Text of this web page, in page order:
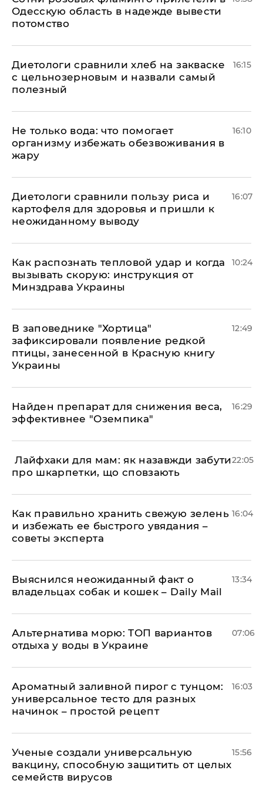
Одесскую область в надежде вывести
потомство
Диетологи сравнили хлеб на закваске
с цельнозерновым и назвали самый
полезный
16:15
Не только вода: что помогает
организму избежать обезвоживания в
жару
16:10
Диетологи сравнили пользу риса и
картофеля для здоровья и пришли к
неожиданному выводу
16:07
Как распознать тепловой удар и когда
вызывать скорую: инструкция от
Минздрава Украины
10:24
В заповеднике "Хортица"
зафиксировали появление редкой
птицы, занесенной в Красную книгу
Украины
12:49
Найден препарат для снижения веса,
эффективнее "Оземпика"
16:29
​ Лайфхаки для мам: як назавжди забути
про шкарпетки, що сповзають
22:05
Как правильно хранить свежую зелень
и избежать ее быстрого увядания –
советы эксперта
16:04
Выяснился неожиданный факт о
владельцах собак и кошек – Daily Mail
13:34
Альтернатива морю: ТОП вариантов
отдыха у воды в Украине
07:06
Ароматный заливной пирог с тунцом:
универсальное тесто для разных
начинок – простой рецепт
16:03
Ученые создали универсальную
вакцину, способную защитить от целых
семейств вирусов
15:56